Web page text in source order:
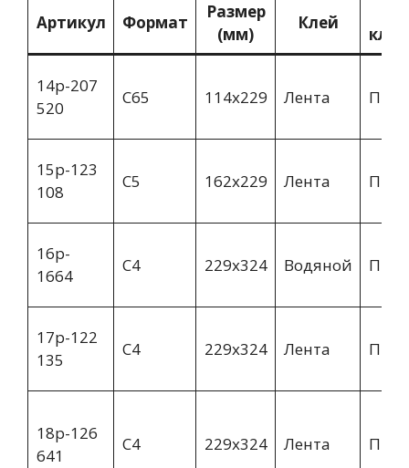
Артикул Формат
Размер
(мм)
Клей
14p-207
520
C65 114х229 Лента
15p-123
108
C5 162х229 Лента
16p-
1664
C4 229х324 Водяной
17p-122
135
C4 229х324 Лента
18p-126
641
C4 229х324 Лента